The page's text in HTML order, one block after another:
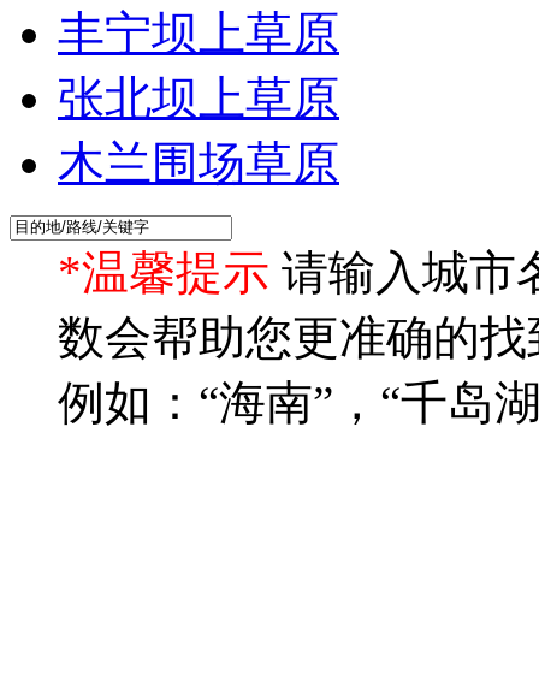
丰宁坝上草原
张北坝上草原
木兰围场草原
*温馨提示 请输入城市
数会帮助您更准确的
例如：“海南”，“千岛